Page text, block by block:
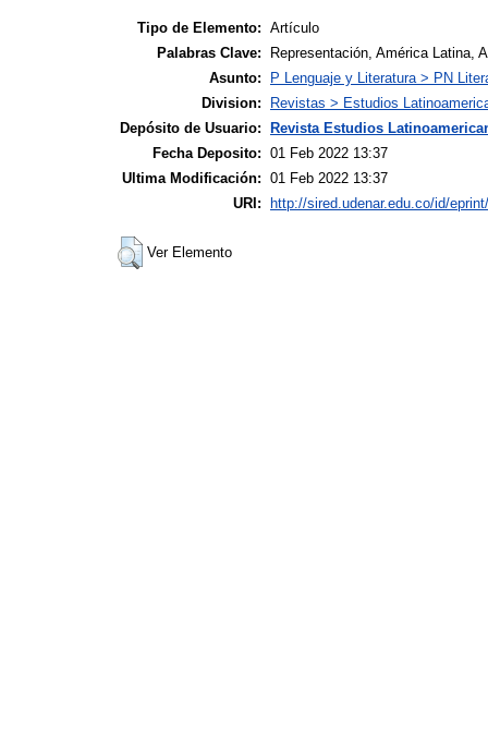
Tipo de Elemento: Artículo
Palabras Clave:
Representación, América Latina,
Asunto:
P Lenguaje y Literatura > PN
Division:
Revistas > Estudios
Depósito de Usuario: Revista Estudios
Fecha Deposito: 01 Feb 2022 13:37
Ultima Modificación: 01 Feb 2022 13:37
URI: http://sired.udenar.edu.co/id/
Ver Elemento